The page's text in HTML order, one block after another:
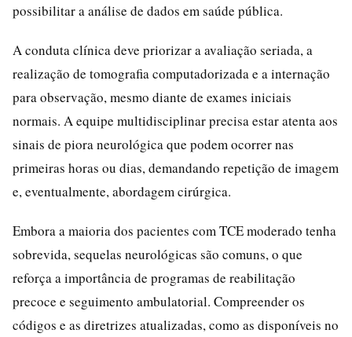
possibilitar a análise de dados em saúde pública.
A conduta clínica deve priorizar a avaliação seriada, a
realização de tomografia computadorizada e a internação
para observação, mesmo diante de exames iniciais
normais. A equipe multidisciplinar precisa estar atenta aos
sinais de piora neurológica que podem ocorrer nas
primeiras horas ou dias, demandando repetição de imagem
e, eventualmente, abordagem cirúrgica.
Embora a maioria dos pacientes com TCE moderado tenha
sobrevida, sequelas neurológicas são comuns, o que
reforça a importância de programas de reabilitação
precoce e seguimento ambulatorial. Compreender os
códigos e as diretrizes atualizadas, como as disponíveis no